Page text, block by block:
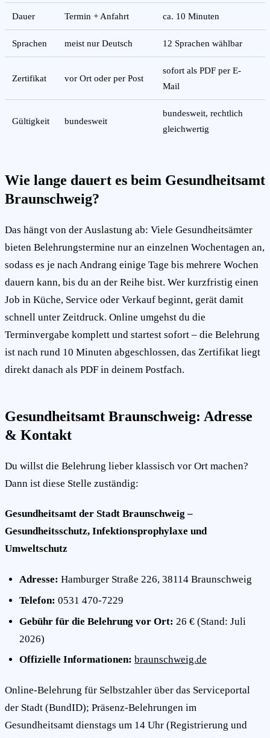
Dauer Termin + Anfahrt ca. 10 Minuten
Sprachen meist nur Deutsch 12 Sprachen wählbar
Zertifikat vor Ort oder per Post
sofort als PDF per E-
Mail
Gültigkeit bundesweit
bundesweit, rechtlich
gleichwertig
Wie lange dauert es beim Gesundheitsamt
Braunschweig?
Das hängt von der Auslastung ab: Viele Gesundheitsämter
bieten Belehrungstermine nur an einzelnen Wochentagen an,
sodass es je nach Andrang einige Tage bis mehrere Wochen
dauern kann, bis du an der Reihe bist. Wer kurzfristig einen
Job in Küche, Service oder Verkauf beginnt, gerät damit
schnell unter Zeitdruck. Online umgehst du die
Terminvergabe komplett und startest sofort – die Belehrung
ist nach rund 10 Minuten abgeschlossen, das Zertifikat liegt
direkt danach als PDF in deinem Postfach.
Gesundheitsamt Braunschweig: Adresse
& Kontakt
Du willst die Belehrung lieber klassisch vor Ort machen?
Dann ist diese Stelle zuständig:
Gesundheitsamt der Stadt Braunschweig –
Gesundheitsschutz, Infektionsprophylaxe und
Umweltschutz
Adresse: Hamburger Straße 226, 38114 Braunschweig
Telefon: 0531 470-7229
Gebühr für die Belehrung vor Ort: 26 € (Stand: Juli
2026)
Offizielle Informationen: braunschweig.de
Online-Belehrung für Selbstzahler über das Serviceportal
der Stadt (BundID); Präsenz-Belehrungen im
Gesundheitsamt dienstags um 14 Uhr (Registrierung und